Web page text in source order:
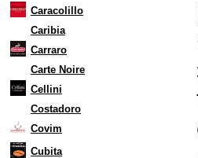
Caracolillo
Caribia
Carraro
Carte Noire
Cellini
Costadoro
Covim
Cubita